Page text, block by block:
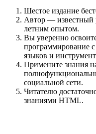
Шестое издание
Автор — известный
летним опытом.
Вы уверенно
программирование
языков и
Примените знания
социальной сети.
Читателю
знаниями HTML.